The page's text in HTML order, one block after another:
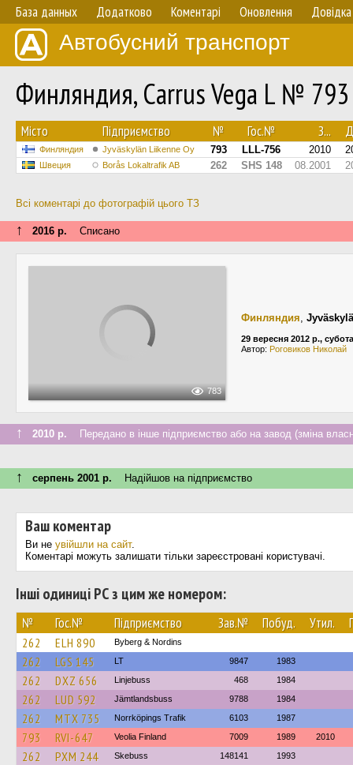
База данных Додатково Коментарі Оновлення Довідка
Автобусний транспорт
Финляндия, Carrus Vega L № 793
Мiсто Підприємство № Гос.№ З...
Финляндия Jyväskylän Liikenne Oy 793 LLL-756 2010
Швеция Borås Lokaltrafik AB 262 SHS 148 08.2001
Всі коментарі до фотографій цього ТЗ
↑ 2016 р. Списано
783
Финляндия, Jyväskylä
29 вересня 2012 р., субота
Автор: Роговиков Николай
↑ 2010 р. Передано в інше підприємство або на завод (зміна
↑ серпень 2001 р. Надійшов на підприємство
Ваш коментар
Ви не увійшли на сайт.
Коментарі можуть залишати тільки зареєстровані користувачі.
Інші одиниці РС з цим же номером:
№ Гос.№ Підприємство Зав.№ Побуд. Утил.
262 ELH 890 Byberg & Nordins
262 LGS 145 LT 9847 1983
262 DXZ 656 Linjebuss 468 1984
262 LUD 592 Jämtlandsbuss 9788 1984
262 MTX 735 Norrköpings Trafik 6103 1987
793 RVI-647 Veolia Finland 7009 1989 2010
262 PXM 244 Skebuss 148141 1993